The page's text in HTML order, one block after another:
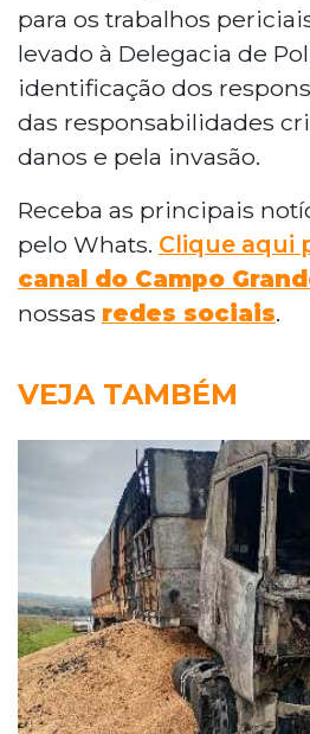
para os trabalhos
levado à Delegacia de
identificação dos
das responsabilidades
danos e pela invasão.
Receba as principais
pelo Whats. Clique aqui
canal do Campo
nossas redes sociais.
VEJA TAMBÉM